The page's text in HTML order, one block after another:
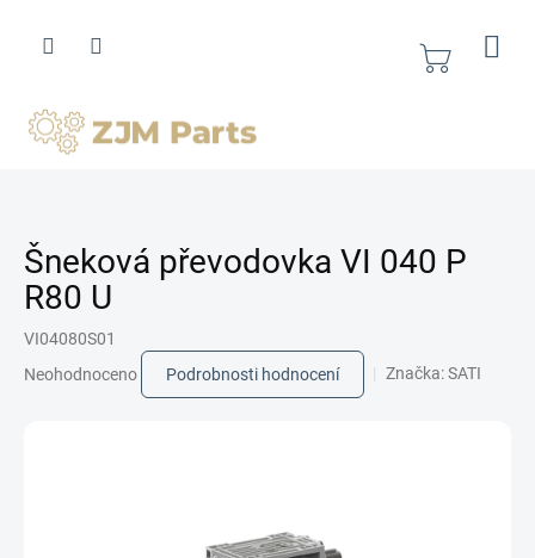
obsah
Nákupní
Šneková převodovka VI 040 P
R80 U
VI04080S01
hodnocení
Neohodnoceno Podrobnosti hodnocení Značka:SATI